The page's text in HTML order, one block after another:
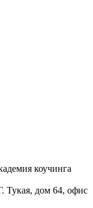
коучинга
Тукая, дом 64, офис